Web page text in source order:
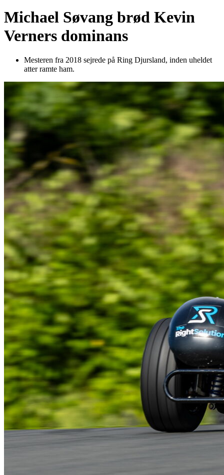
Michael Søvang brød Kevin
Verners dominans
Mesteren fra 2018 sejrede på Ring Djursland, inden uheldet
atter ramte ham.